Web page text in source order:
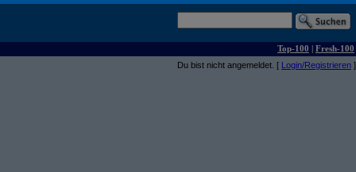
Top-100 | Fresh-100
Du bist nicht angemeldet. [ Login/Registrieren ]